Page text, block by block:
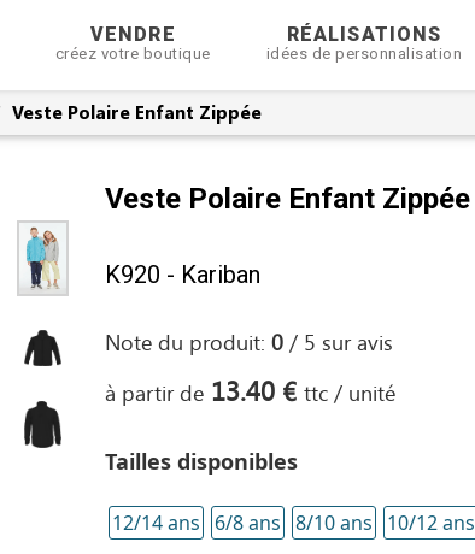
VENDRE
créez votre boutique
RÉALISATIONS
idées de personnalisation
Veste Polaire Enfant Zippée
Veste Polaire Enfant Zippée
K920 - Kariban
Note du produit:0 / 5 suravis
à partir de 13.40 €ttc / unité
Tailles disponibles
12/14 ans 6/8 ans 8/10 ans 10/12 ans